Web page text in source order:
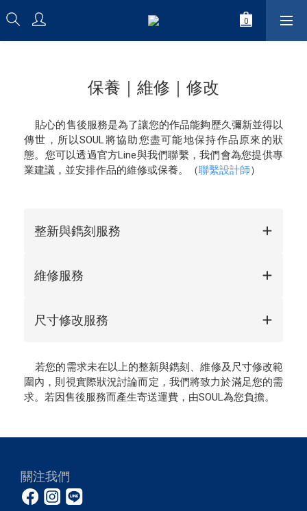
保養｜維修｜修改
貼心的售後服務是為了讓您的作品能夠歷久彌新並得以
傳世，所以SOUL將協助您盡可能地保持作品原來的狀
態。您可以透過官方Line與我們聯繫，我們會為您提供專
業建議，並安排作品的維修或保養。（聯繫設計師）
整新與鐫刻服務
維修服務
尺寸修改服務
若您的需求未在以上的整新與鐫刻、維修及尺寸修改範
圍內，則視實際狀況討論而定，我們將致力於滿足您的需
求。若因售後服務而產生寄送運費，由SOUL為您負擔。
關注我們